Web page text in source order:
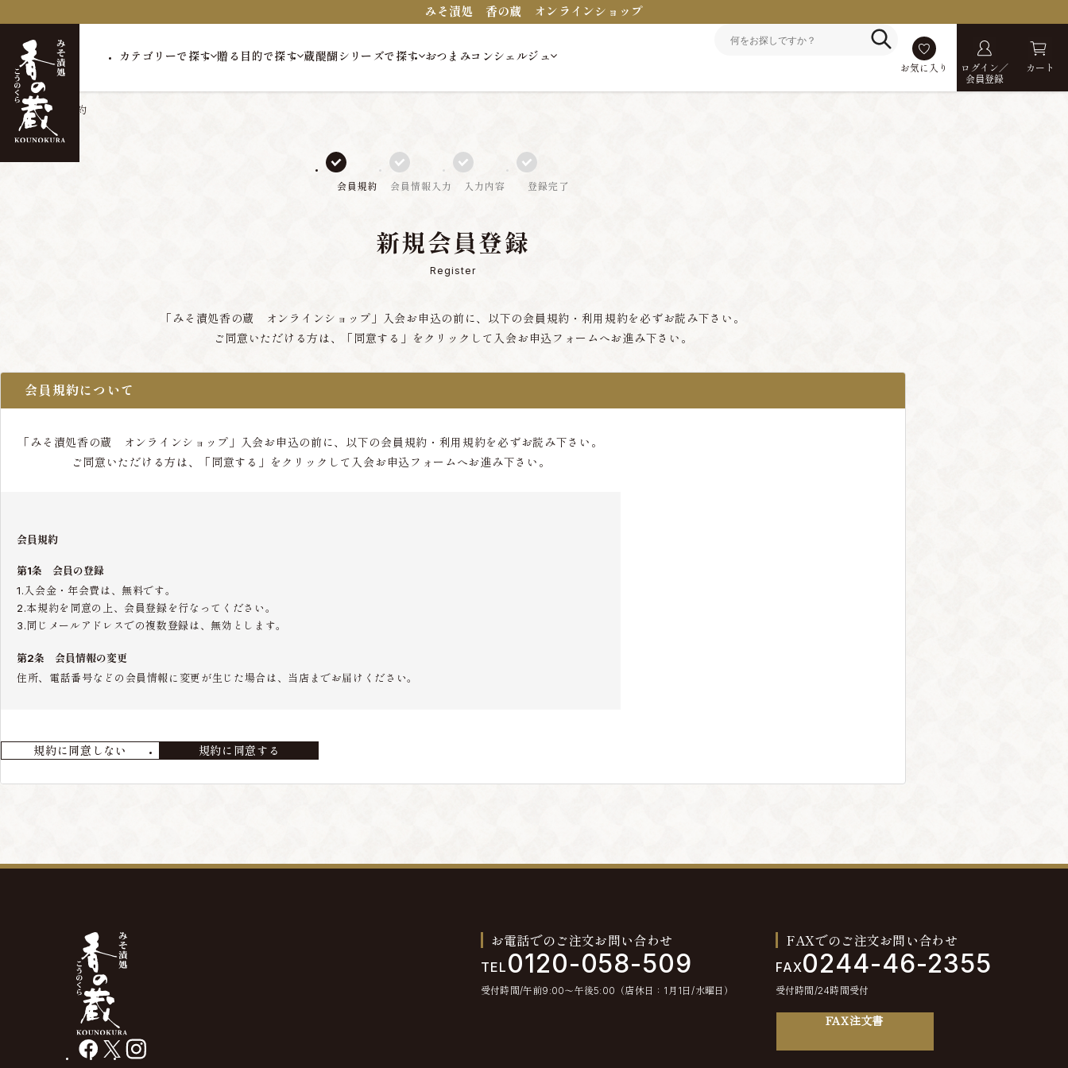
みそ漬処 香の蔵 オンラインショップ
カテゴリーで探す 贈る目的で探す 蔵醍醐シリーズで探す おつまみコンシェルジュ
お気に入り
ログイン／
会員登録
カート
トップ 会員規約
会員規約 会員情報入力 入力内容 登録完了
新規会員登録
Register
「みそ漬処香の蔵 オンラインショップ」入会お申込の前に、以下の会員規約・利用規約を必ずお読み下さい。
ご同意いただける方は、「同意する」をクリックして入会お申込フォームへお進み下さい。
会員規約について
「みそ漬処香の蔵 オンラインショップ」入会お申込の前に、以下の会員規約・利用規約を必ずお読み下さい。
ご同意いただける方は、「同意する」をクリックして入会お申込フォームへお進み下さい。
会員規約
第1条 会員の登録
1.入会金・年会費は、無料です。
2.本規約を同意の上、会員登録を行なってください。
3.同じメールアドレスでの複数登録は、無効とします。
第2条 会員情報の変更
住所、電話番号などの会員情報に変更が生じた場合は、当店までお届けください。
第4条 本サービスの変更・廃止
当店の判断により、本サービスを変更・廃止をすることが出来るものとします。
規約に同意しない 規約に同意する
facebook
X instagram
お電話でのご注文お問い合わせ
TEL 0120-058-509
受付時間/午前9:00〜午後5:00（店休日：1月1日/水曜日）
FAXでのご注文お問い合わせ
FAX0244-46-2355
受付時間/24時間受付
FAX注文書